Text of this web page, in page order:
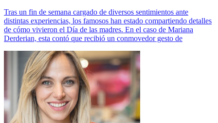
Tras un fin de semana cargado de diversos sentimientos ante
distintas experiencias, los famosos han estado compartiendo detalles
de cómo vivieron el Día de las madres. En el caso de Mariana
Derderian, esta contó que recibió un conmovedor gesto de